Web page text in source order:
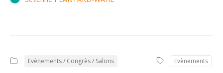
Evènements / Congrès / Salons Evènements